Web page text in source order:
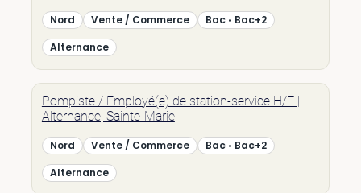
Nord Vente / Commerce
Bac • Bac+2
Alternance
Pompiste / Employé(e) de station-service H/F |
Alternance| Sainte-Marie
Nord Vente / Commerce
Bac • Bac+2
Alternance